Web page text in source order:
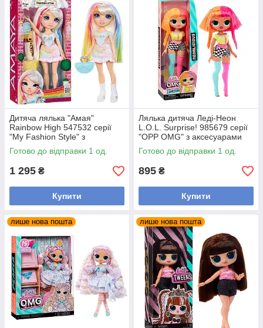
Дитяча лялька "Амая"
Rainbow High 547532 серії
"My Fashion Style" з
аксесуарами
Готово до відправки 1 од.
1 295 ₴
Купити
Лялька дитяча Леді-Неон
L.O.L. Surprise! 985679 серії
"OPP OMG" з аксесуарами
Готово до відправки 1 од.
895 ₴
Купити
лише нова пошта лише нова пошта